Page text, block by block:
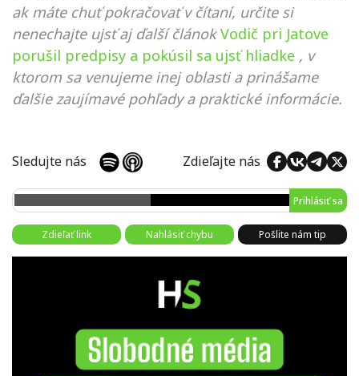
ak máte chuť pokračovať v čítaní, určite si
nenechajte ujsť aj ďalší článok Vodič pri Jatove
porušil predpisy a pokúsil sa ujsť hliadke , v
ktorom sa venujeme inej oblasti a prinášame
ďalšie zaujímavé pohľady a praktické informácie.
Sledujte nás Zdieľajte nás
Prihlásiť sa
Zdieľať link Nahlásiť chybu Pošlite nám tip